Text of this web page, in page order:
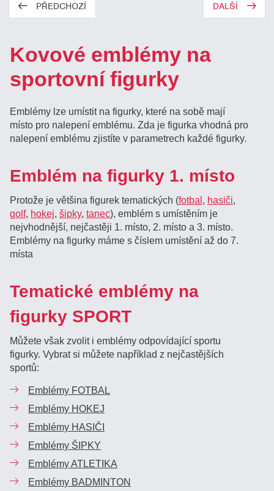
PŘEDCHOZÍ DALŠÍ
Kovové emblémy na
sportovní figurky
Emblémy lze umístit na figurky, které na sobě mají
místo pro nalepení emblému. Zda je figurka vhodná pro
nalepení emblému zjistíte v parametrech každé figurky.
Emblém na figurky 1. místo
Protože je většina figurek tematických (fotbal, hasiči,
golf, hokej,šipky,tanec), emblém s umístěním je
nejvhodnější, nejčastěji 1. místo, 2. místo a 3. místo.
Emblémy na figurky máme s číslem umístění až do 7.
místa
Tematické emblémy na
figurky SPORT
Můžete však zvolit i emblémy odpovídající sportu
figurky. Vybrat si můžete například z nejčastějších
sportů:
Emblémy FOTBAL
Emblémy HOKEJ
Emblémy HASIČI
Emblémy ŠIPKY
Emblémy ATLETIKA
Emblémy BADMINTON